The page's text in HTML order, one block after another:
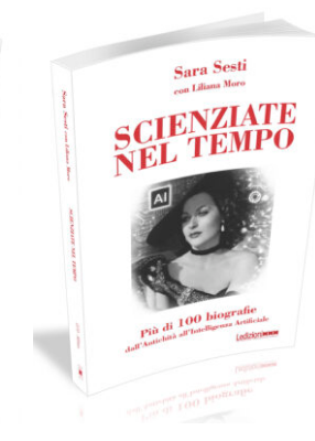
Cartaceo eBook in ePub
6,99€
Scegli